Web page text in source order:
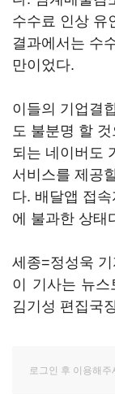
수수료 인상 유
결과에서는 수
만이었다.
이들의 기업결
도 불분명 할
되는 네이버도
서비스를 제공
다. 배달앱 접
에 불과한 상태
세종=정성욱
이 기사는 뉴
김기성 편집국